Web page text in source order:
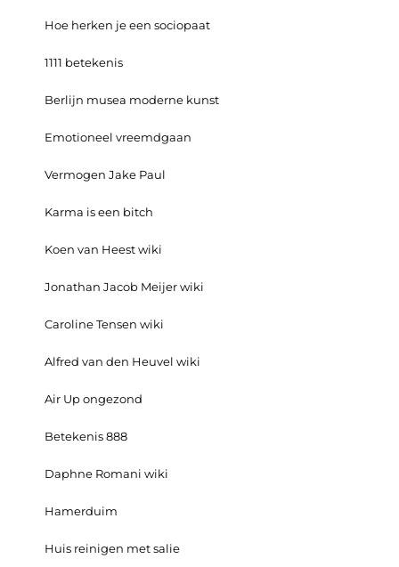
Hoe herken je een sociopaat
1111 betekenis
Berlijn musea moderne kunst
Emotioneel vreemdgaan
Vermogen Jake Paul
Karma is een bitch
Koen van Heest wiki
Jonathan Jacob Meijer wiki
Caroline Tensen wiki
Alfred van den Heuvel wiki
Air Up ongezond
Betekenis 888
Daphne Romani wiki
Hamerduim
Huis reinigen met salie